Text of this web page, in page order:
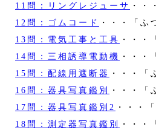
11問：リングレジューサ ・・
12問：ゴムコード
・・・「ふ
13問：電気工事と工具 ・・・
14問：三相誘導電動機 ・・・
15問：配線用遮断器
・・・「
16問：器具写真鑑別
・・・「
17問：器具写真鑑別2
・・・
18問：測定器写真鑑別
・・・